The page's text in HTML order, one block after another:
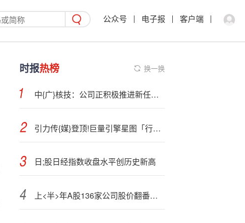
公众号 电子报 客户端
时报热榜 换一换
中{广}核技：公司正积极推进新任高级管理人员选聘工作
引力传{媒}登顶!巨量引擎星图「行业先锋榜-美妆」「创新突破榜」榜首
日;股日经指数收盘水平创历史新高
上<半>年A股136家公司股价翻番：联合化学登顶半年“涨幅王”，机械设备、汽车行业成“大赢家”